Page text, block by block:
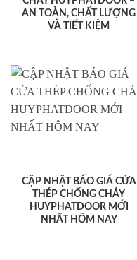
AN TOÀN, CHẤT LƯỢNG
VÀ TIẾT KIỆM
CẬP NHẬT BÁO GIÁ CỬA
THÉP CHỐNG CHÁY
HUYPHATDOOR MỚI
NHẤT HÔM NAY